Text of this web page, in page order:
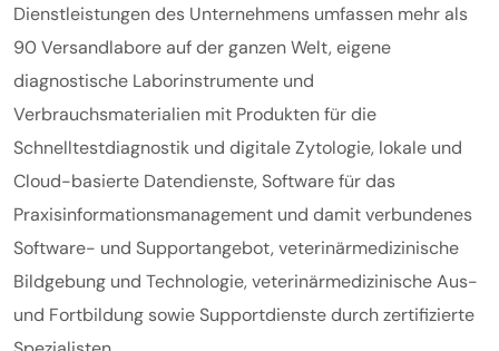
Dienstleistungen des Unternehmens umfassen mehr als
90 Versandlabore auf der ganzen Welt, eigene
diagnostische Laborinstrumente und
Verbrauchsmaterialien mit Produkten für die
Schnelltestdiagnostik und digitale Zytologie, lokale und
Cloud-basierte Datendienste, Software für das
Praxisinformationsmanagement und damit verbundenes
Software- und Supportangebot, veterinärmedizinische
Bildgebung und Technologie, veterinärmedizinische Aus-
und Fortbildung sowie Supportdienste durch zertifizierte